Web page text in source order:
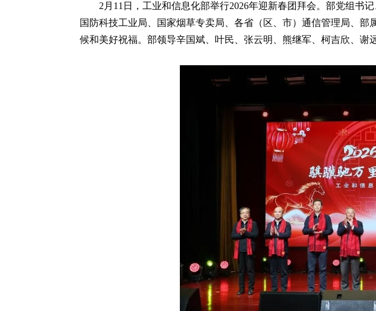
2月11日，工业和信息化部举行2026年迎新春团拜会。部党组书
国防科技工业局、国家烟草专卖局、各省（区、市）通信管理局、
候和美好祝福。部领导辛国斌、叶民、张云明、熊继军、柯吉欣、谢